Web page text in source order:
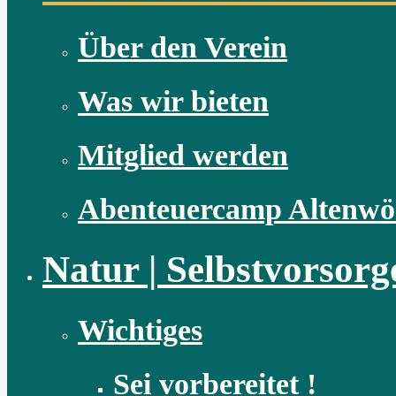
Über den Verein
Was wir bieten
Mitglied werden
Abenteuercamp
Natur |
Wichtiges
Sei vorbereitet !